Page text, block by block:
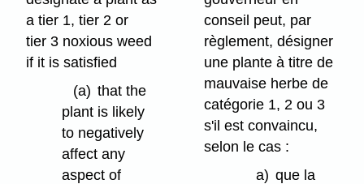
a tier 1, tier 2 or
tier 3 noxious weed
if it is satisfied
(a) that the
plant is likely
to negatively
affect any
aspect of
conseil peut, par
règlement, désigner
une plante à titre de
mauvaise herbe de
catégorie 1, 2 ou 3
s'il est convaincu,
selon le cas :
a) que la